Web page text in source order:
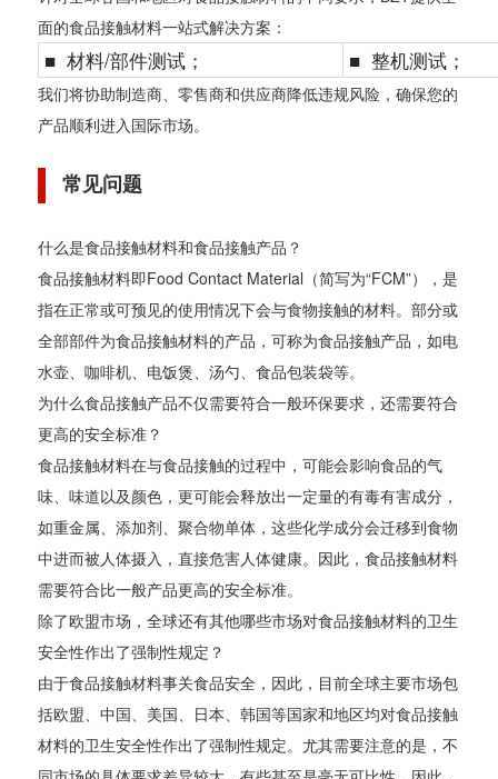
面的食品接触材料一站式解决方案：
■材料/部件测试； ■整机测试；
我们将协助制造商、零售商和供应商降低违规风险，确保您的
产品顺利进入国际市场。
常见问题
什么是食品接触材料和食品接触产品？
食品接触材料即Food Contact Material（简写为“FCM”），是
指在正常或可预见的使用情况下会与食物接触的材料。部分或
全部部件为食品接触材料的产品，可称为食品接触产品，如电
水壶、咖啡机、电饭煲、汤勺、食品包装袋等。
为什么食品接触产品不仅需要符合一般环保要求，还需要符合
更高的安全标准？
食品接触材料在与食品接触的过程中，可能会影响食品的气
味、味道以及颜色，更可能会释放出一定量的有毒有害成分，
如重金属、添加剂、聚合物单体，这些化学成分会迁移到食物
中进而被人体摄入，直接危害人体健康。因此，食品接触材料
需要符合比一般产品更高的安全标准。
除了欧盟市场，全球还有其他哪些市场对食品接触材料的卫生
安全性作出了强制性规定？
由于食品接触材料事关食品安全，因此，目前全球主要市场包
括欧盟、中国、美国、日本、韩国等国家和地区均对食品接触
材料的卫生安全性作出了强制性规定。尤其需要注意的是，不